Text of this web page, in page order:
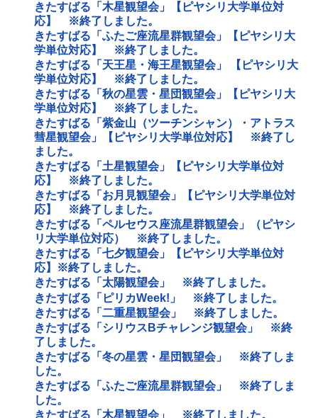
きたすばる「木星観望会」【ピヤシリ大学単位対
応】 ※終了しました。
きたすばる「ふたご座流星群観望会」【ピヤシリ大
学単位対応】 ※終了しました。
きたすばる「天王星・海王星観望会」 【ピヤシリ大
学単位対応】 ※終了しました。
きたすばる「秋の星雲・星団観望会」【ピヤシリ大
学単位対応】 ※終了しました。
きたすばる「紫金山（ツーチンシャン）・アトラス
彗星観望会」【ピヤシリ大学単位対応】 ※終了し
ました。
きたすばる「土星観望会」【ピヤシリ大学単位対
応】 ※終了しました。
きたすばる「お月見観望会」【ピヤシリ大学単位対
応】 ※終了しました。
きたすばる「ペルセウス座流星群観望会」（ピヤシ
リ大学単位対応） ※終了しました。
きたすばる「七夕観望会」【ピヤシリ大学単位対
応】※終了しました。
きたすばる「太陽観望会」 ※終了しました。
きたすばる「ピリカWeek!」 ※終了しました。
きたすばる「二重星観望会」 ※終了しました。
きたすばる「シリウスBチャレンジ観望会」 ※終
了しました。
きたすばる「冬の星雲・星団観望会」 ※終了しま
した。
きたすばる「ふたご座流星群観望会」 ※終了しま
した。
きたすばる「木星観望会」 ※終了しました。